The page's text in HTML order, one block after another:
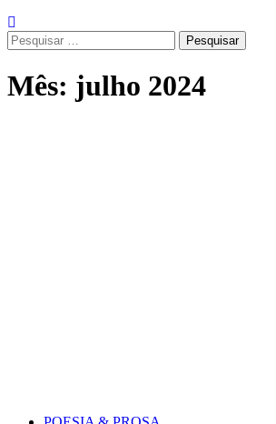
Pesquisar
por:
Mês: julho 2024